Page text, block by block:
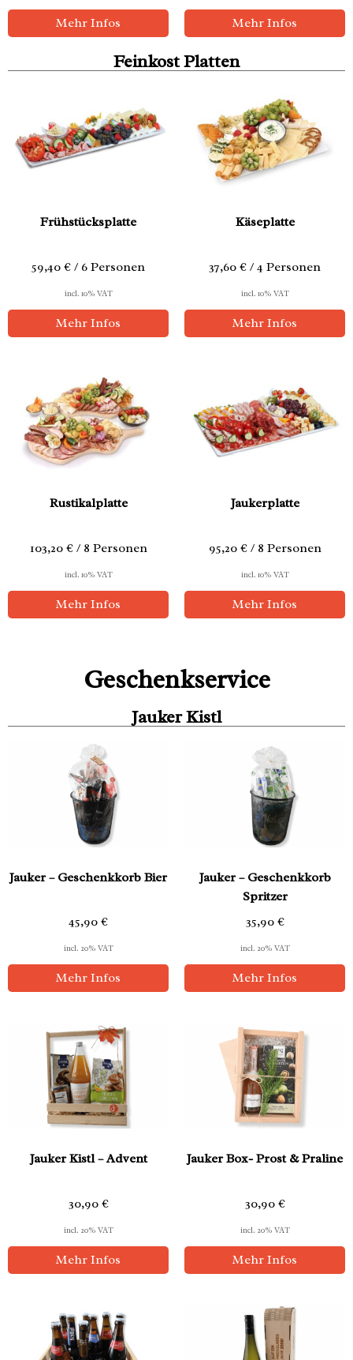
Mehr Infos Mehr Infos
Feinkost Platten
Frühstücksplatte
59,40 € / 6 Personen
incl. 10% VAT
Mehr Infos
Käseplatte
37,60 € / 4 Personen
incl. 10% VAT
Mehr Infos
Rustikalplatte
103,20 € / 8 Personen
incl. 10% VAT
Mehr Infos
Jaukerplatte
95,20 € / 8 Personen
incl. 10% VAT
Mehr Infos
Geschenkservice
Jauker Kistl
Jauker – Geschenkkorb Bier
45,90 €
incl. 20% VAT
Mehr Infos
Jauker – Geschenkkorb
Spritzer
35,90 €
incl. 20% VAT
Mehr Infos
Jauker Kistl – Advent
30,90 €
incl. 20% VAT
Mehr Infos
Jauker Box- Prost & Praline
30,90 €
incl. 20% VAT
Mehr Infos